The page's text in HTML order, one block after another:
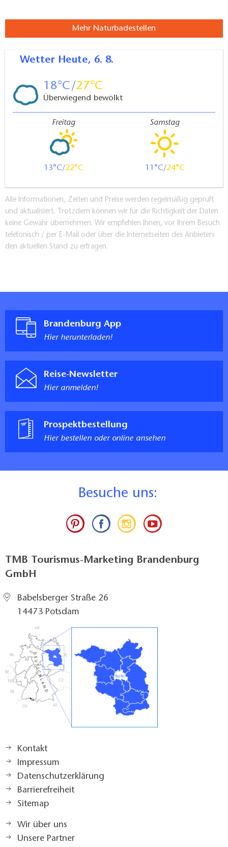
Mehr Naturbadestellen
Wetter Heute, 6. 8.
18 27
Überwiegend bewölkt
Freitag
13 22
Samstag
11 24
Alle Informationen, Zeiten und Preise werden regelmäßig geprüft
und aktualisiert. Trotzdem können wir für die Richtigkeit der Daten
keine Gewähr übernehmen. Wir empfehlen Ihnen, vor Ihrem Besuch
telefonisch / per E-Mail oder über die Internetseiten des Anbieters
den aktuellen Stand zu erfragen.
Brandenburg App
Hier herunterladen!
Reise-Newsletter
Hier anmelden!
Prospektbestellung
Hier bestellen oder online ansehen
Besuche uns:
TMB Tourismus-Marketing Brandenburg
GmbH
Babelsberger Straße 26
14473 Potsdam
Kontakt
Impressum
Datenschutzerklärung
Barrierefreiheit
Sitemap
Wir über uns
Unsere Partner